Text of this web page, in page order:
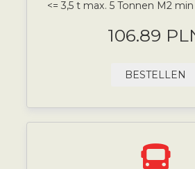
<= 3,5 t max. 5 Tonnen M2
106.89
BESTELLEN